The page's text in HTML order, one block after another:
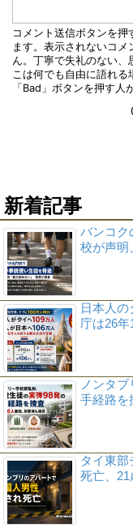
新着記事
バンコ
校が声明
日本人
庁は26
ノンタ
手経路
タイ東
死亡、